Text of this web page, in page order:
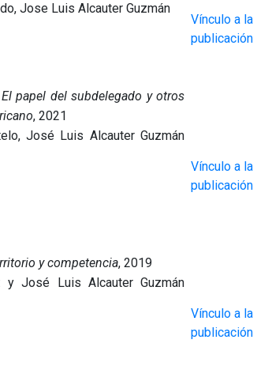
Jose Luis Alcauter Guzmán
Vínculo a la
publicación
papel del subdelegado y otros
, 2021
José Luis Alcauter Guzmán
Vínculo a la
publicación
y competencia, 2019
y José Luis Alcauter Guzmán
Vínculo a la
publicación